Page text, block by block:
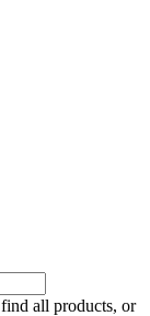
all products, or